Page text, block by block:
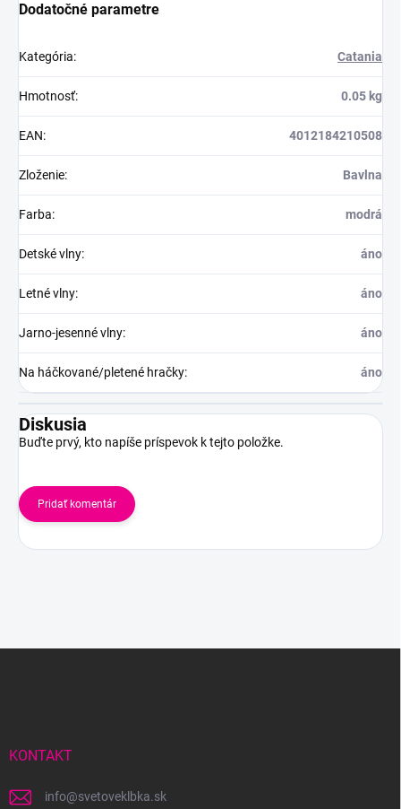
Dodatočné parametre
Kategória: Catania
Hmotnosť: 0.05 kg
EAN: 4012184210508
Zloženie: Bavlna
Farba: modrá
Detské vlny: áno
Letné vlny: áno
Jarno-jesenné vlny: áno
Na háčkované/pletené hračky: áno
Diskusia
Buďte prvý, kto napíše príspevok k tejto položke.
Pridať komentár
KONTAKT
info@svetoveklbka.sk